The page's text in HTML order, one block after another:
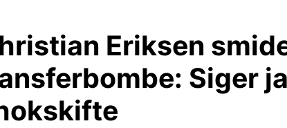
Eriksen
Siger